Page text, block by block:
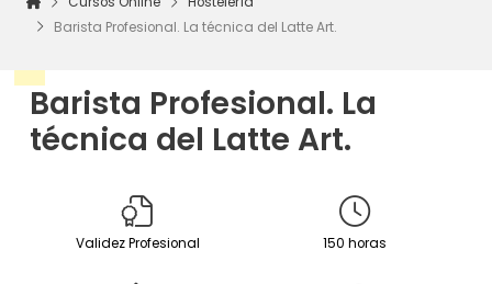
Barista Profesional. La
técnica del Latte Art.
Validez Profesional 150 horas
Barista Profesional. La técnica del Latte Art.